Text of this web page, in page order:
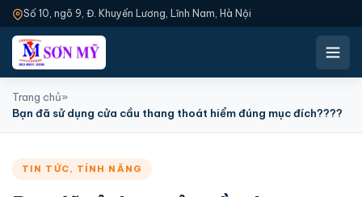
Số 10, ngõ 9, Đ. Khuyến Lương, Lĩnh Nam, Hà Nội
Trang chủ»
Bạn đã sử dụng cửa cầu thang thoát hiểm đúng mục đích????
TIN TỨC, TÍNH NĂNG